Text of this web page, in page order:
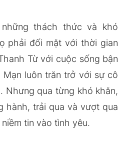
thách thức và khó
phải đối mặt với thời gian
Từ với cuộc sống bận
Mạn luôn trăn trở với sự cô
Nhưng qua từng khó khăn,
hành, trải qua và vượt qua
tin vào tình yêu.